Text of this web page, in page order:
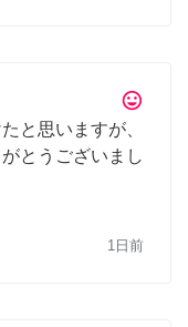
tag_faces
と思いますが、
とうございまし
1日前